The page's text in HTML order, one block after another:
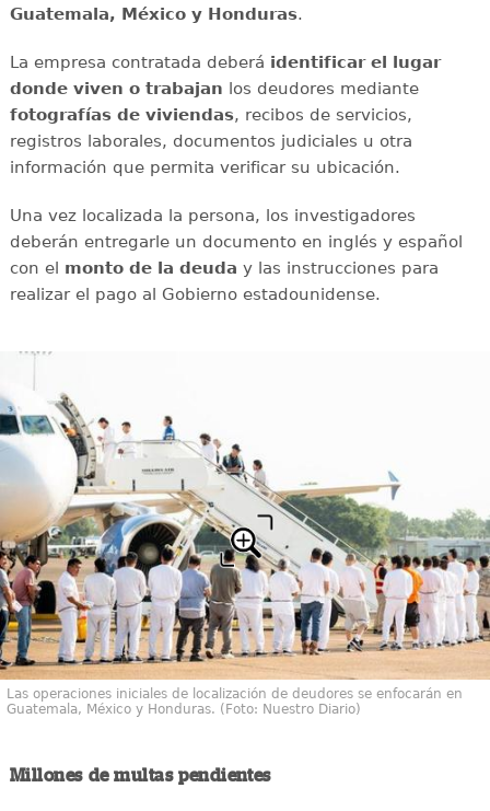
Guatemala, México y Honduras.
La empresa contratada deberá identificar el lugar
donde viven o trabajan los deudores mediante
fotografías de viviendas, recibos de servicios,
registros laborales, documentos judiciales u otra
información que permita verificar su ubicación.
Una vez localizada la persona, los investigadores
deberán entregarle un documento en inglés y español
con el monto de la deuda y las instrucciones para
realizar el pago al Gobierno estadounidense.
Las operaciones iniciales de localización de deudores se enfocarán en
Guatemala, México y Honduras. (Foto: Nuestro Diario)
Millones de multas pendientes